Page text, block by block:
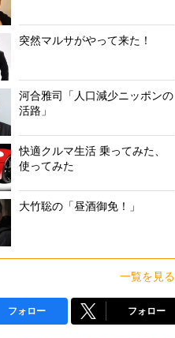
突然マルサがやって来た！
河合雅司「人口減少ニッポンの
活路」
快適クルマ生活 乗ってみた、
使ってみた
大竹聡の「昼酒御免！」
一覧を見る
フォロー フォロー